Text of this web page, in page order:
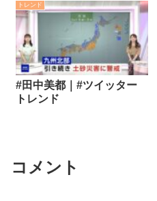
トレンド
#田中美都｜#ツイッター
トレンド
コメント